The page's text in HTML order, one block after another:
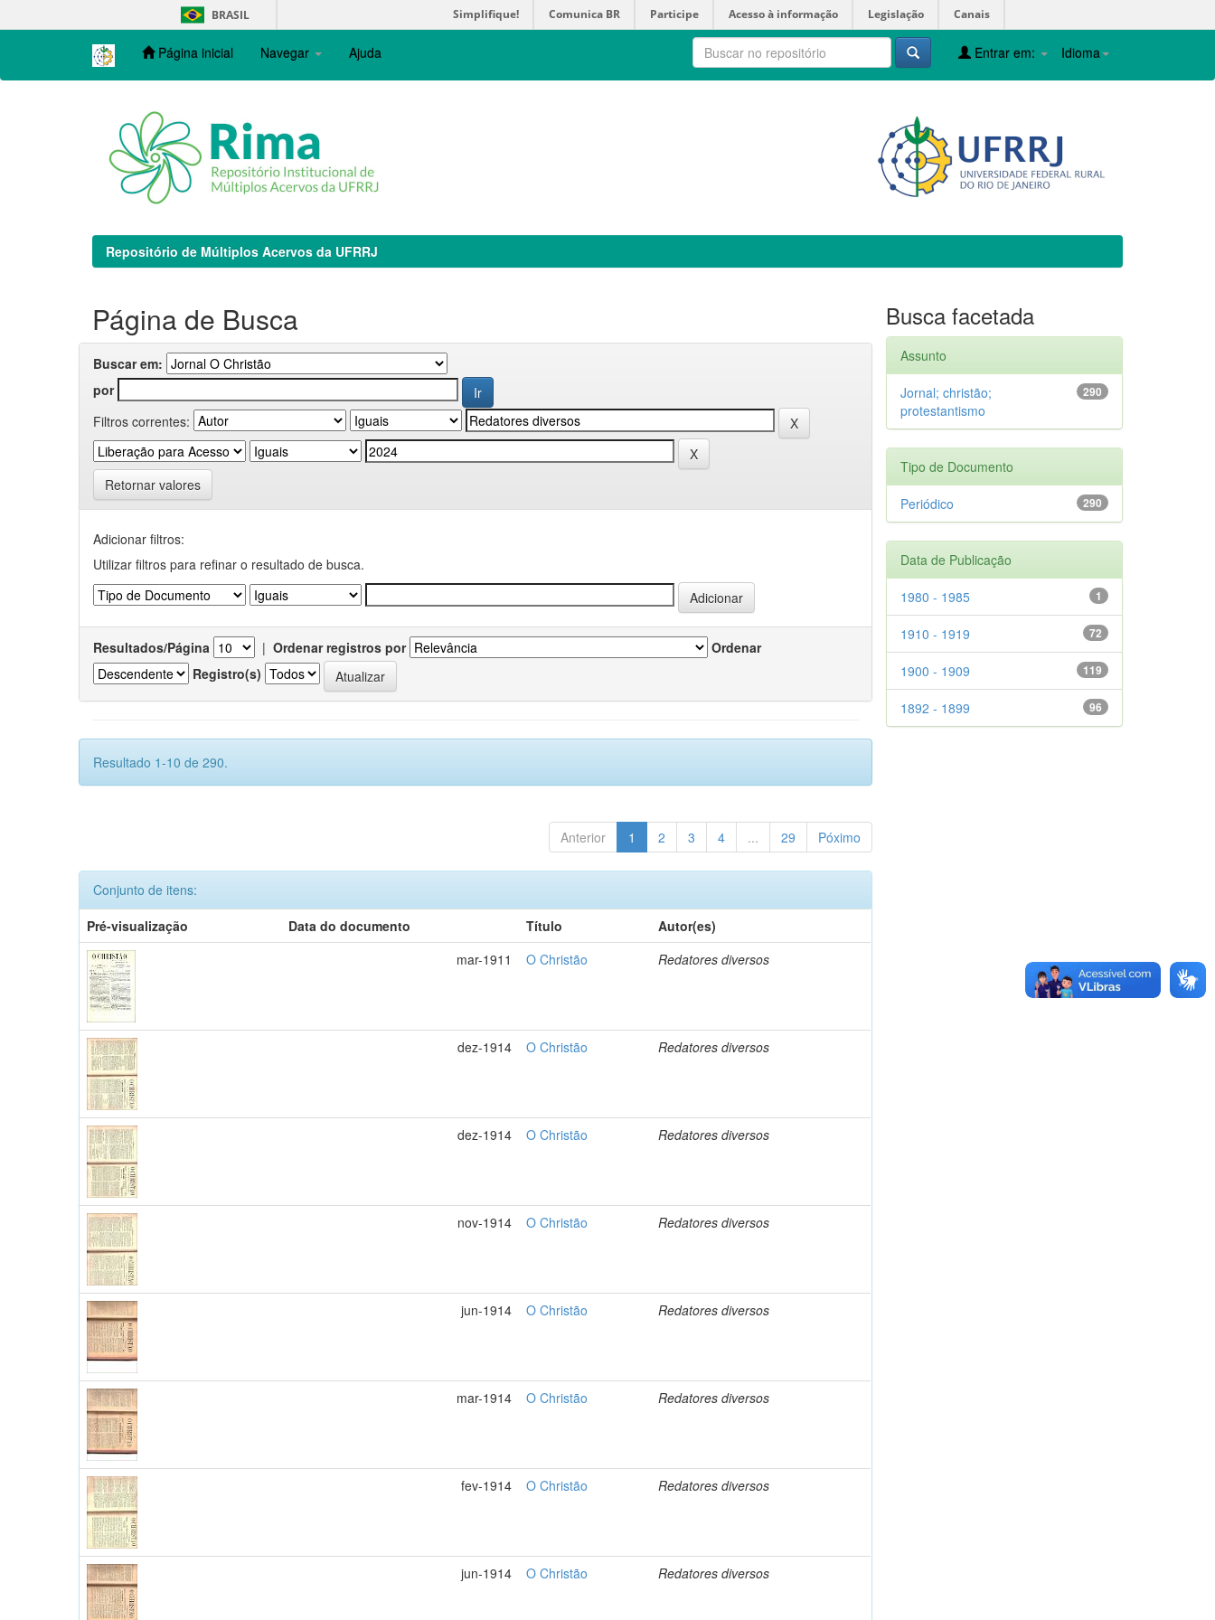
navigation
BRASIL Simplifique! Comunica BR Participe Acesso à informação Legislação Canais
Página inicial Navegar Ajuda Idioma
Entrar em:
Repositório de Múltiplos Acervos da UFRRJ
Página de Busca
Buscar em:
por
Filtros correntes:
Retornar valores
Adicionar filtros:
Utilizar filtros para refinar o resultado de busca.
Resultados/Página | Ordenar registros por
Ordenar
Registro(s)
Resultado 1-10 de 290.
Anterior 1 2 3 4 ... 29 Póximo
Conjunto de itens:
Pré-visualização
Data do documento Título
Autor(es)
mar-1911
O Christão Redatores diversos
dez-1914 O Christão Redatores diversos
dez-1914 O Christão Redatores diversos
nov-1914 O Christão Redatores diversos
jun-1914 O Christão Redatores diversos
mar-1914 O Christão Redatores diversos
fev-1914 O Christão Redatores diversos
jun-1914 O Christão Redatores diversos
Busca facetada
Assunto
290
Jornal; christão;
protestantismo
Tipo de Documento
290
Periódico
Data de Publicação
1
1980 - 1985
72
1910 - 1919
119
1900 - 1909
96
1892 - 1899